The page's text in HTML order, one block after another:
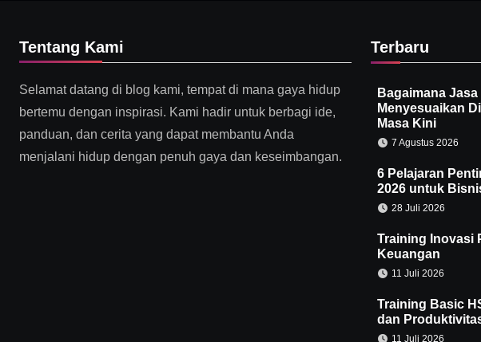
Tentang Kami
Selamat datang di blog kami, tempat di mana gaya hidup
bertemu dengan inspirasi. Kami hadir untuk berbagi ide,
panduan, dan cerita yang dapat membantu Anda
menjalani hidup dengan penuh gaya dan keseimbangan.
Terbaru
Bagaimana
Menyesuaikan
Masa Kini
7 Agustus 2026
6 Pelajaran
2026 untuk
28 Juli 2026
Training Inovasi
Keuangan
11 Juli 2026
Training Basic
dan
11 Juli 2026